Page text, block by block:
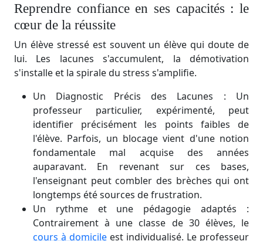
Reprendre confiance en ses capacités : le
cœur de la réussite
Un élève stressé est souvent un élève qui doute de
lui. Les lacunes s'accumulent, la démotivation
s'installe et la spirale du stress s'amplifie.
Un Diagnostic Précis des Lacunes : Un
professeur particulier, expérimenté, peut
identifier précisément les points faibles de
l'élève. Parfois, un blocage vient d'une notion
fondamentale mal acquise des années
auparavant. En revenant sur ces bases,
l'enseignant peut combler des brèches qui ont
longtemps été sources de frustration.
Un rythme et une pédagogie adaptés :
Contrairement à une classe de 30 élèves, le
cours à domicile est individualisé. Le professeur